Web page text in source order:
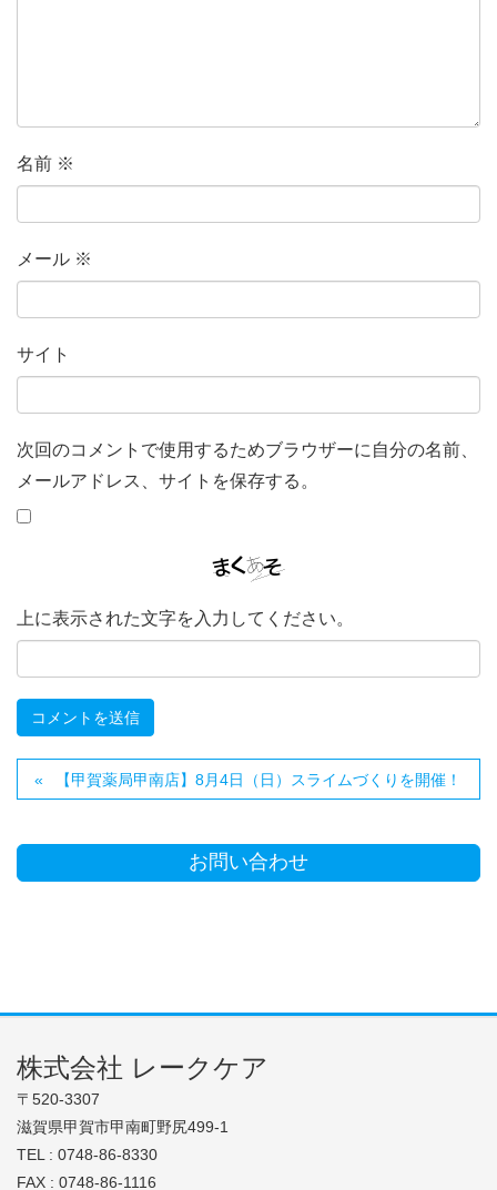
名前 ※
メール ※
サイト
次回のコメントで使用するためブラウザーに自分の名前、
メールアドレス、サイトを保存する。
上に表示された文字を入力してください。
【甲賀薬局甲南店】8月4日（日）スライムづくりを開催！
お問い合わせ
株式会社 レークケア
〒520-3307
滋賀県甲賀市甲南町野尻499-1
TEL : 0748-86-8330
FAX : 0748-86-1116